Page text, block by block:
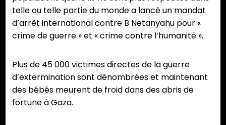
telle ou telle partie du monde a lancé un mandat
d’arrêt international contre B Netanyahu pour «
crime de guerre » et « crime contre l’humanité ».
Plus de 45 000 victimes directes de la guerre
d’extermination sont dénombrées et maintenant
des bébés meurent de froid dans des abris de
fortune à Gaza.